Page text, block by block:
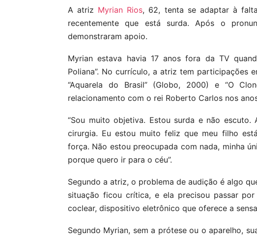
A atriz Myrian Rios, 62, tenta se adaptar à
recentemente que está surda. Após o
demonstraram apoio.
Myrian estava havia 17 anos fora da TV
Poliana”. No currículo, a atriz tem participações
“Aquarela do Brasil” (Globo, 2000) e “O
relacionamento com o rei Roberto Carlos nos
“Sou muito objetiva. Estou surda e não
cirurgia. Eu estou muito feliz que meu filho
força. Não estou preocupada com nada, minha
porque quero ir para o céu”.
Segundo a atriz, o problema de audição é algo
situação ficou crítica, e ela precisou passar
coclear, dispositivo eletrônico que oferece a
Segundo Myrian, sem a prótese ou o aparelho,